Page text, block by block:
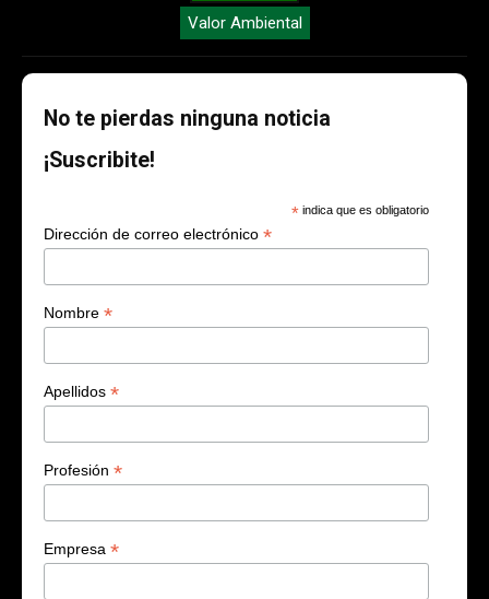
Valor Ambiental
No te pierdas ninguna noticia
¡Suscribite!
* indica que es obligatorio
Dirección de correo electrónico *
Nombre *
Apellidos *
Profesión *
Empresa *